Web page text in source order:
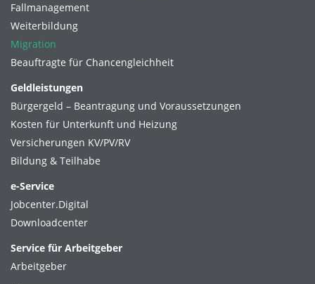
Fallmanagement
Weiterbildung
Migration
Beauftragte für Chancengleichheit
Geldleistungen
Bürgergeld – Beantragung und Voraussetzungen
Kosten für Unterkunft und Heizung
Versicherungen KV/PV/RV
Bildung & Teilhabe
e-Service
Jobcenter.Digital
Downloadcenter
Service für Arbeitgeber
Arbeitgeber